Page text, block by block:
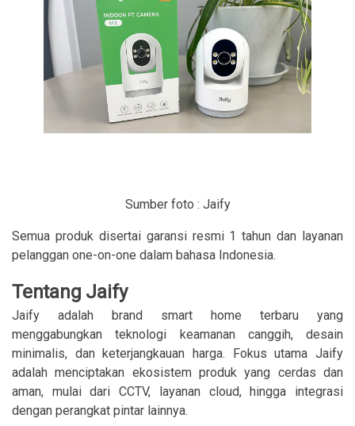
Sumber foto : Jaify
Semua produk disertai garansi resmi 1 tahun dan layanan
pelanggan one-on-one dalam bahasa Indonesia.
Tentang Jaify
Jaify adalah brand smart home terbaru yang
menggabungkan teknologi keamanan canggih, desain
minimalis, dan keterjangkauan harga. Fokus utama Jaify
adalah menciptakan ekosistem produk yang cerdas dan
aman, mulai dari CCTV, layanan cloud, hingga integrasi
dengan perangkat pintar lainnya.